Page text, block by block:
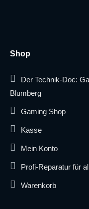
Shop
Der Technik-Doc:
Blumberg
Gaming Shop
Kasse
Mein Konto
Profi-Reparatur für
Warenkorb